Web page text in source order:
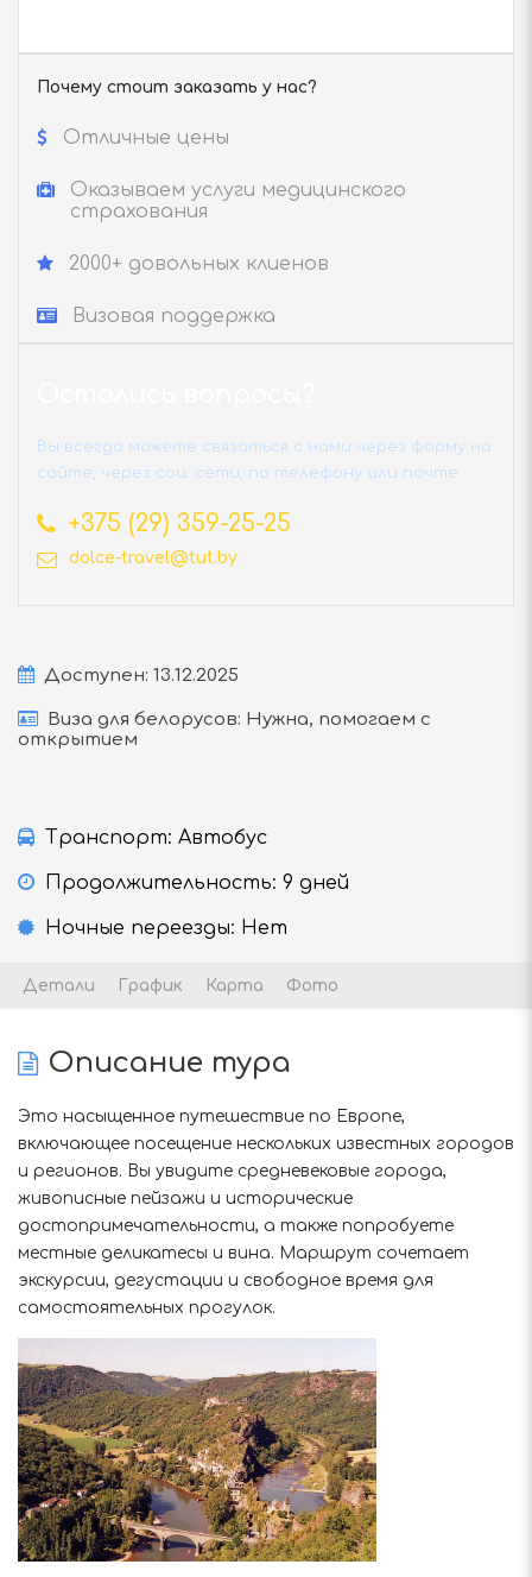
Доступен: 13.12.2025
Виза для белорусов: Нужна, помогаем с
открытием
Транспорт: Автобус
Продолжительность: 9 дней
Ночные переезды: Нет
Почему стоит заказать у нас?
Отличные цены
Оказываем услуги медицинского
страхования
2000+ довольных клиенов
Визовая поддержка
Вы всегда можете связаться с нами через форму на
сайте, через соц. сети, по телефону или почте.
+375 (29) 359-25-25
dolce-travel@tut.by
Детали График Карта Фото
Описание тура
Это насыщенное путешествие по Европе,
включающее посещение нескольких известных городов
и регионов. Вы увидите средневековые города,
живописные пейзажи и исторические
достопримечательности, а также попробуете
местные деликатесы и вина. Маршрут сочетает
экскурсии, дегустации и свободное время для
самостоятельных прогулок.